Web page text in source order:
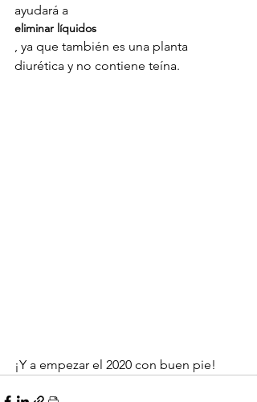
ayudará a
eliminar líquidos
, ya que también es una planta
¡Y a empezar el 2020 con buen pie!